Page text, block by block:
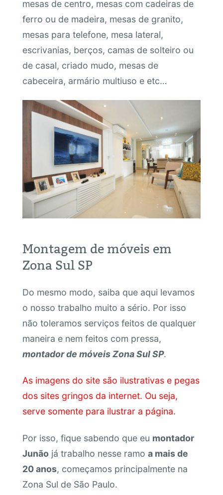
mesas de centro, mesas com cadeiras de
ferro ou de madeira, mesas de granito,
mesas para telefone, mesa lateral,
escrivanias, berços, camas de solteiro ou
de casal, criado mudo, mesas de
cabeceira, armário multiuso e etc…
Montagem de móveis em
Zona Sul SP
Do mesmo modo, saiba que aqui levamos
o nosso trabalho muito a sério. Por isso
não toleramos serviços feitos de qualquer
maneira e nem feitos com pressa,
montador de móveis Zona Sul SP.
As imagens do site são ilustrativas e pegas
dos sites gringos da internet. Ou seja,
serve somente para ilustrar a página.
Por isso, fique sabendo que eu montador
Junão já trabalho nesse ramo a mais de
20 anos, começamos principalmente na
Zona Sul de São Paulo.